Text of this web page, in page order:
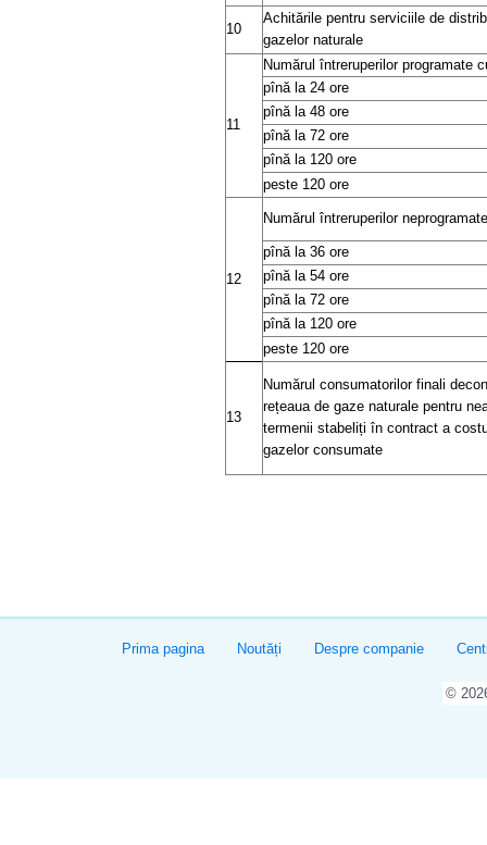
10
Achitările pentru serviciile de
gazelor naturale
11
Numărul întreruperilor programate
pînă la 24 ore
pînă la 48 ore
pînă la 72 ore
pînă la 120 ore
peste 120 ore
12
Numărul întreruperilor
pînă la 36 ore
pînă la 54 ore
pînă la 72 ore
pînă la 120 ore
peste 120 ore
13
Numărul consumatorilor finali
rețeaua de gaze naturale pentru
termenii stabeliți în contract a
gazelor consumate
Prima pagina Noutăți Despre companie
©